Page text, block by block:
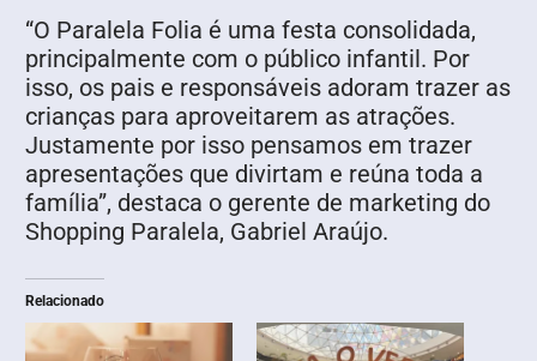
“O Paralela Folia é uma festa consolidada,
principalmente com o público infantil. Por
isso, os pais e responsáveis adoram trazer as
crianças para aproveitarem as atrações.
Justamente por isso pensamos em trazer
apresentações que divirtam e reúna toda a
família”, destaca o gerente de marketing do
Shopping Paralela, Gabriel Araújo.
Relacionado